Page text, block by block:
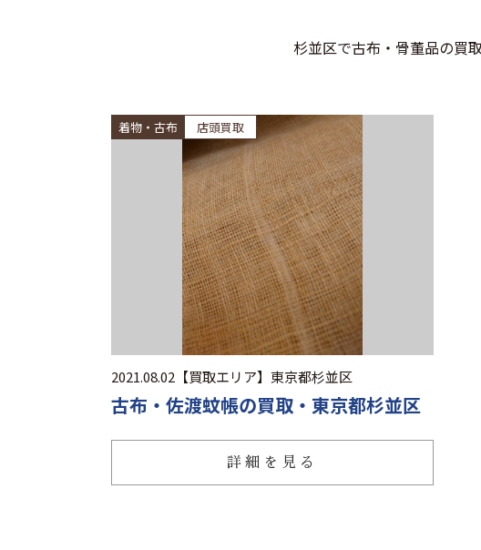
杉並区で古布・骨董品の買
着物・古布 店頭買取
2021.08.02 【買取エリア】 東京都杉並区
古布・佐渡蚊帳の買取・東京都杉並区
詳細を見る